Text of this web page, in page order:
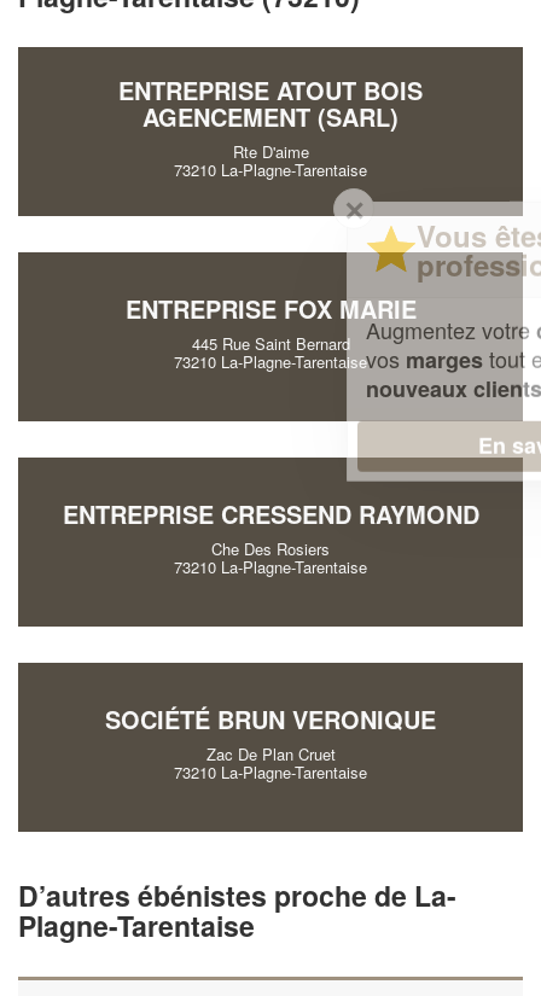
ENTREPRISE ATOUT BOIS
AGENCEMENT (SARL)
Rte D'aime
73210 La-Plagne-Tarentaise
ENTREPRISE FOX MARIE
445 Rue Saint Bernard
73210 La-Plagne-Tarentaise
ENTREPRISE CRESSEND RAYMOND
Che Des Rosiers
73210 La-Plagne-Tarentaise
SOCIÉTÉ BRUN VERONIQUE
Zac De Plan Cruet
73210 La-Plagne-Tarentaise
D’autres ébénistes proche de La-
Plagne-Tarentaise
✕
Vous êtes un
professionnel ?
Augmentez votre chiffre d'affaireset
vosmargestout en gagnant de